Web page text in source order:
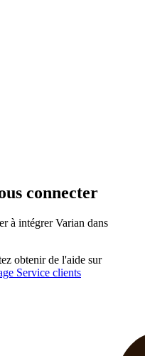
connecter
à intégrer Varian dans
obtenir de l'aide sur
Service clients